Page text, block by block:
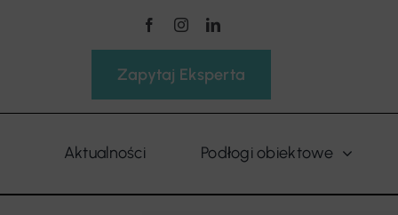
Zapytaj Eksperta
Aktualności Podłogi obiektowe